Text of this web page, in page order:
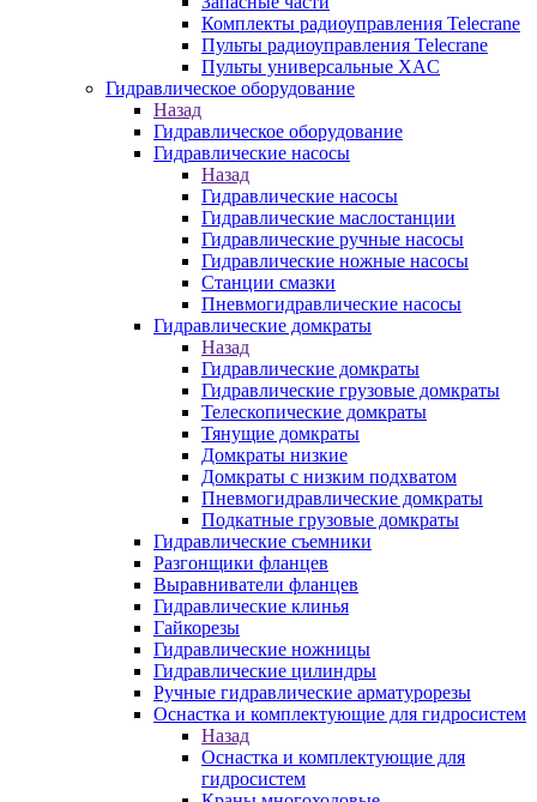
Комплекты радиоуправления Telecrane
Пульты радиоуправления Telecrane
Пульты универсальные XAC
Гидравлическое оборудование
Назад
Гидравлическое оборудование
Гидравлические насосы
Назад
Гидравлические насосы
Гидравлические маслостанции
Гидравлические ручные насосы
Гидравлические ножные насосы
Станции смазки
Пневмогидравлические насосы
Гидравлические домкраты
Назад
Гидравлические домкраты
Гидравлические грузовые домкраты
Телескопические домкраты
Тянущие домкраты
Домкраты низкие
Домкраты с низким подхватом
Пневмогидравлические домкраты
Подкатные грузовые домкраты
Гидравлические съемники
Разгонщики фланцев
Выравниватели фланцев
Гидравлические клинья
Гайкорезы
Гидравлические ножницы
Гидравлические цилиндры
Ручные гидравлические арматурорезы
Оснастка и комплектующие для гидросистем
Назад
Оснастка и комплектующие для
гидросистем